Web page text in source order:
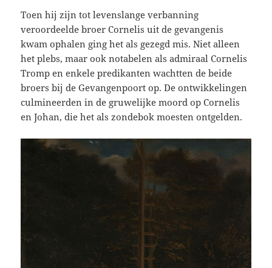
Toen hij zijn tot levenslange verbanning
veroordeelde broer Cornelis uit de gevangenis
kwam ophalen ging het als gezegd mis. Niet alleen
het plebs, maar ook notabelen als admiraal Cornelis
Tromp en enkele predikanten wachtten de beide
broers bij de Gevangenpoort op. De ontwikkelingen
culmineerden in de gruwelijke moord op Cornelis
en Johan, die het als zondebok moesten ontgelden.